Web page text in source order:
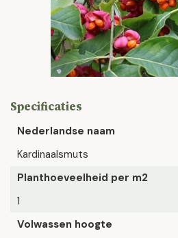
Specificaties
Nederlandse naam
Kardinaalsmuts
Planthoeveelheid per m2
1
Volwassen hoogte